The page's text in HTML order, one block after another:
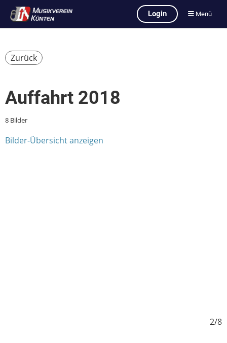
Login Menü
Zurück
Auffahrt 2018
8 Bilder
Bilder-Übersicht anzeigen
2/8